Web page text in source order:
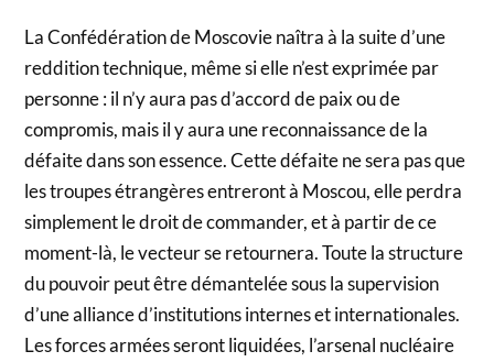
La Confédération de Moscovie naîtra à la suite d’une
reddition technique, même si elle n’est exprimée par
personne : il n’y aura pas d’accord de paix ou de
compromis, mais il y aura une reconnaissance de la
défaite dans son essence. Cette défaite ne sera pas que
les troupes étrangères entreront à Moscou, elle perdra
simplement le droit de commander, et à partir de ce
moment-là, le vecteur se retournera. Toute la structure
du pouvoir peut être démantelée sous la supervision
d’une alliance d’institutions internes et internationales.
Les forces armées seront liquidées, l’arsenal nucléaire